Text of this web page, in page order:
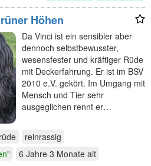
Höhen
Da Vinci ist ein sensibler aber
dennoch selbstbewusster,
wesensfester und kräftiger Rüde
mit Deckerfahrung. Er ist im BSV
2010 e.V. gekört. Im Umgang mit
Mensch und Tier sehr
ausgeglichen rennt er…
reinrassig
6 Jahre 3 Monate alt